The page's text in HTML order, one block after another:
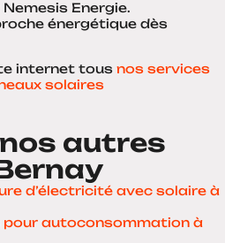
Energie.
énergétique dès
internet tous nos services
solaires
autres
d’électricité avec solaire à
pour autoconsommation à